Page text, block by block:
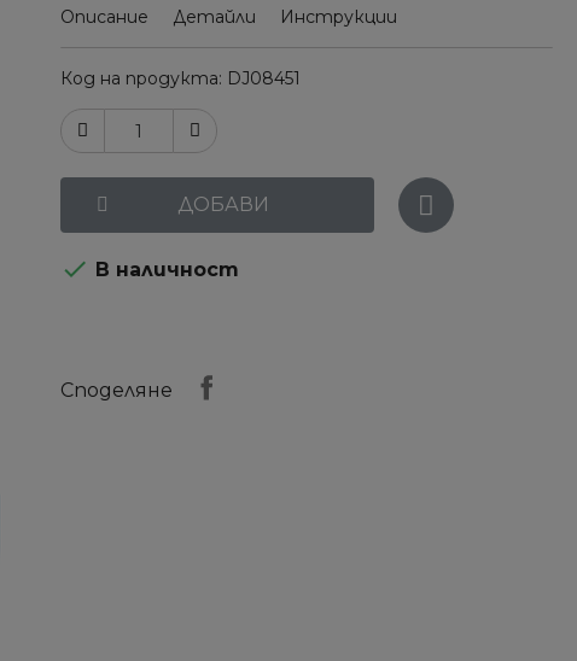
Описание Детайли Инструкции
Код на продукта DJ08451
ДОБАВИ
 В наличност
Споделяне